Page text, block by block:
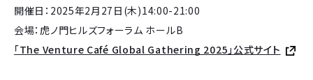
開催日：2025年2月27日(木)14:00-21:00
会場：虎ノ門ヒルズフォーラム ホールB
「The Venture Café Global Gathering 2025」公式サイト